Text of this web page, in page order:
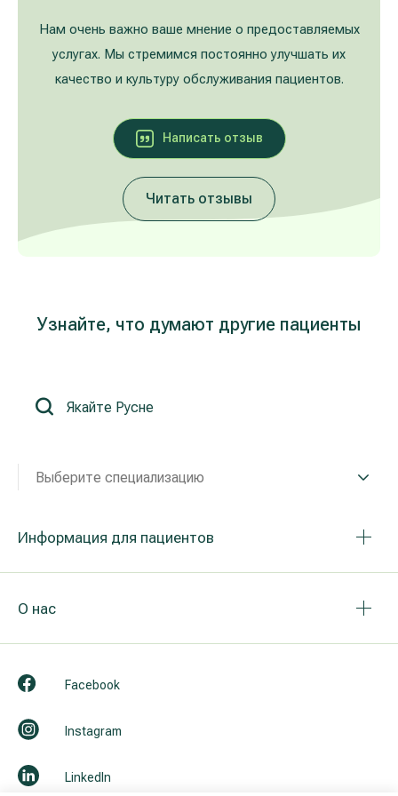
Нам очень важно ваше мнение о предоставляемых
услугах. Мы стремимся постоянно улучшать их
качество и культуру обслуживания пациентов.
Написать oтзыв
Читать отзывы
Узнайте, что думают другие пациенты
Выберите специализацию
Информация для пациентов
О нас
Facebook
Instagram
LinkedIn
Лечение расширенных вен на ногах
Неврология и психиатрия
Лечение заболеваний уха, горла, носа
Реабилитация и спортивная медицина
Все услуги
Galerija